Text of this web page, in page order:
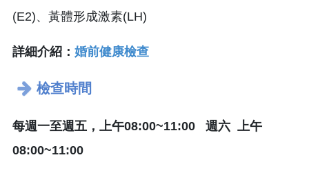
(E2)、黃體形成激素(LH)
詳細介紹： 婚前健康檢查
檢查時間
每週一至週五，上午08:00~11:00 週六 上午
08:00~11:00